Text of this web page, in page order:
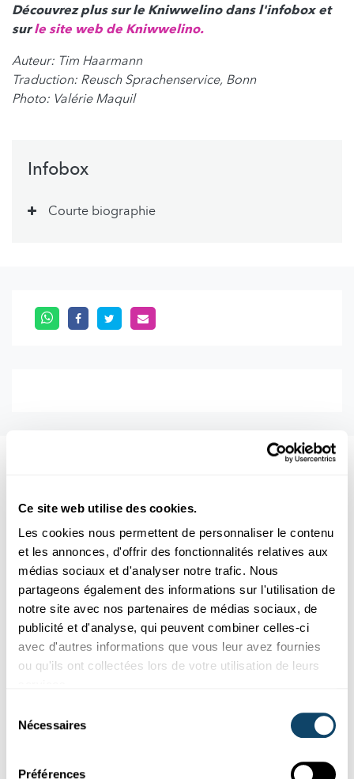
Ce site web utilise des cookies.
Les cookies nous permettent de personnaliser le contenu
et les annonces, d'offrir des fonctionnalités relatives aux
médias sociaux et d'analyser notre trafic. Nous
partageons également des informations sur l'utilisation de
notre site avec nos partenaires de médias sociaux, de
publicité et d'analyse, qui peuvent combiner celles-ci
avec d'autres informations que vous leur avez fournies
ou qu'ils ont collectées lors de votre utilisation de leurs
Nécessaires
Préférences
Découvrez plus sur le Kniwwelino dans l'infobox et
surle site web de Kniwwelino.
Auteur: Tim Haarmann
Traduction: Reusch Sprachenservice, Bonn
​Photo: Valérie Maquil
Infobox
Courte biographie
Recherche au Luxembourg
MODÈLE DE PRÉVISION POUR VOICE OVER IP